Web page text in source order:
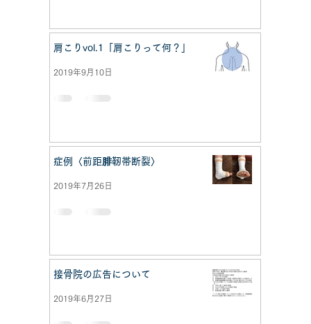
肩こりvol.1「肩こりって何？」
2019年9月10日
症例〈前距腓靭帯断裂〉
2019年7月26日
接骨院の広告について
2019年6月27日